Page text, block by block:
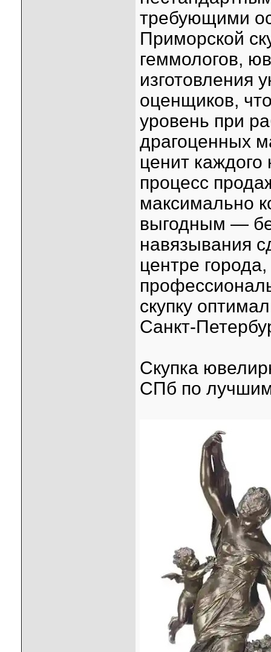
требующими
Приморской
геммологов,
изготовления
оценщиков,
уровень при
драгоценных
ценит каждого
процесс
максимально
выгодным —
навязывания
центре
скупку
Санкт-
Скупка
СПб по